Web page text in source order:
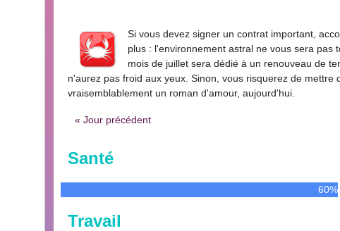
Si vous devez signer un contrat important,
plus : l'environnement astral ne vous sera pas
mois de juillet sera dédié à un renouveau de
n'aurez pas froid aux yeux. Sinon, vous risquerez de mettre
vraisemblablement un roman d'amour, aujourd'hui.
« Jour précédent
Santé
60%
Travail